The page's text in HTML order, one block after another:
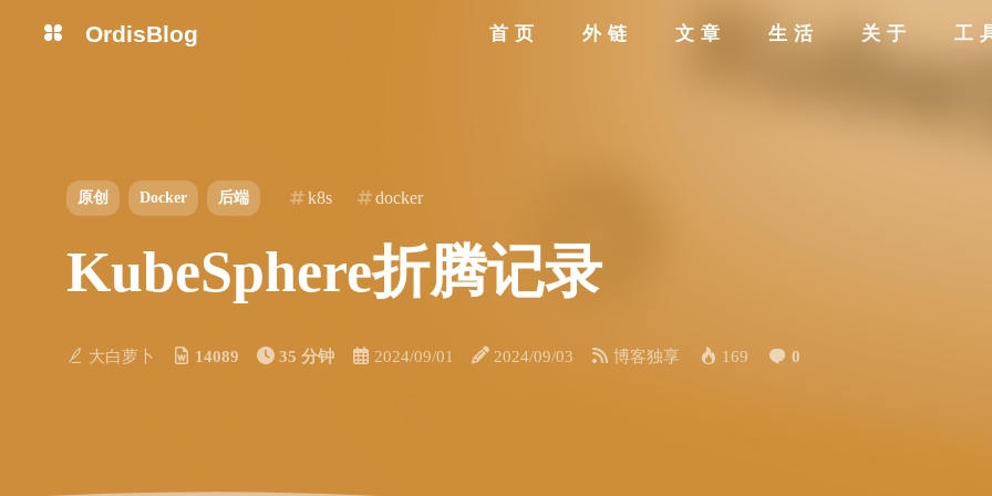
OrdisBlog 首页 外链 文章 生活 关于 工
原创 Docker 后端 k8s docker
KubeSphere折腾记录
大白萝卜 14089 35 分钟 2024/09/01 2024/09/03 博客独享 169 0